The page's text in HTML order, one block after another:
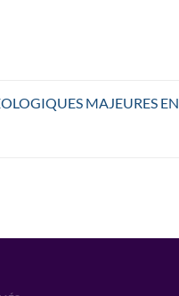
MAJEURES